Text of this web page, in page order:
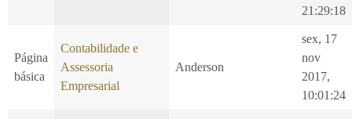
21:29:18
Página
básica
Contabilidade e
Assessoria
Empresarial
Anderson
sex, 17
nov
2017,
10:01:24